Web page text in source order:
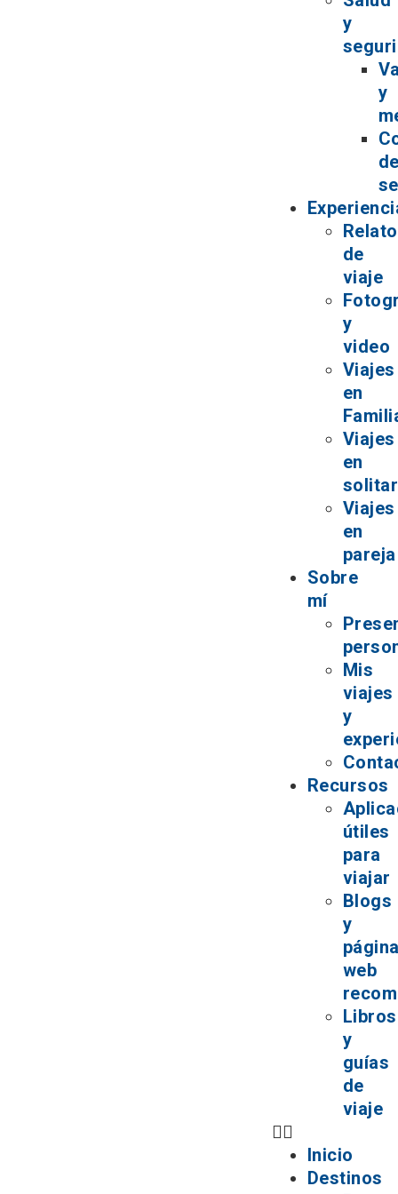
y
y
de
viaje
y
video
Viajes
en
Viajes
en
Viajes
en
pareja
Sobre
mí
Mis
viajes
y
Recursos
útiles
para
viajar
Blogs
y
web
Libros
y
guías
de
viaje
Inicio
Destinos